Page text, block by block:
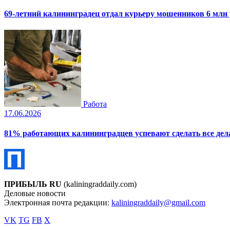
69-летний калининградец отдал курьеру мошенников 6 млн
Работа
17.06.2026
81% работающих калининградцев успевают сделать все
ПРИБЫЛЬ RU (kaliningraddaily.com)
Деловые новости
Электронная почта редакции: kaliningraddaily@gmail.com
VK TG FB X